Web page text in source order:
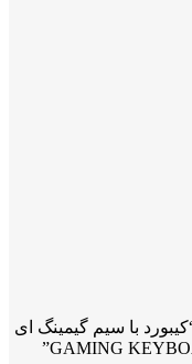
با سیم گیمینگ ای